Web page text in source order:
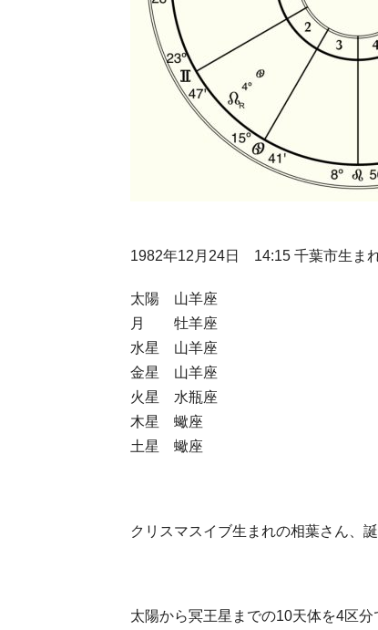
1982年12月24日 14:15 千葉市生ま
太陽 山羊座
月 牡羊座
水星 山羊座
金星 山羊座
火星 水瓶座
木星 蠍座
土星 蠍座
クリスマスイブ生まれの相葉さん、
太陽から冥王星までの10天体を4区